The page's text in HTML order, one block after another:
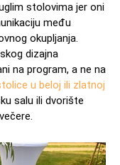
stolovima jer oni
među
okupljanja.
dizajna
na program, a ne na
u beloj ili zlatnoj
salu ili dvorište